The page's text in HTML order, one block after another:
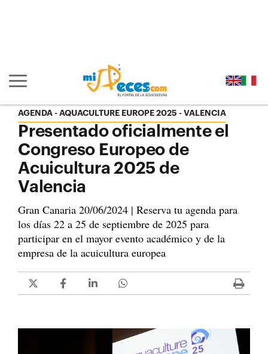
Mostrar/ocultar navegación principal
AGENDA AQUACULTURE EUROPE 2025 - VALENCIA
Presentado oficialmente el
Congreso Europeo de
Acuicultura 2025 de
Valencia
Gran Canaria 20/06/2024 | Reserva tu agenda para
los días 22 a 25 de septiembre de 2025 para
participar en el mayor evento académico y de la
empresa de la acuicultura europea